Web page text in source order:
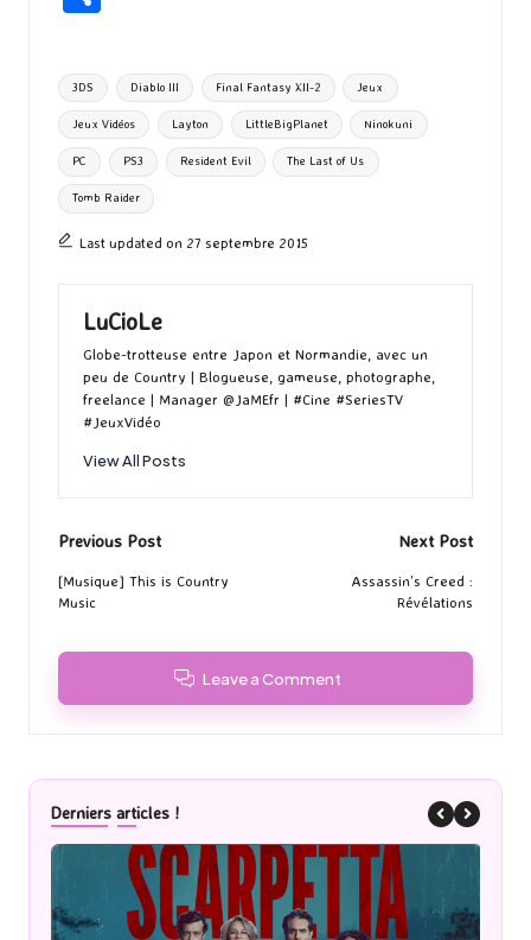
o
o
k
d
o
n
l
ky bl
r
ta
g
er
Tags:
3DS Diablo III Final Fantasy XII-2 Jeux
Jeux Vidéos Layton LittleBigPlanet Ninokuni
PC PS3 Resident Evil The Last of Us
Tomb Raider
Last updated on 27 septembre 2015
LuCioLe
Globe-trotteuse entre Japon et Normandie, avec un
peu de Country | Blogueuse, gameuse, photographe,
freelance | Manager @JaMEfr | #Cine #SeriesTV
#JeuxVidéo
View All Posts
Post
navigation
Previous Post
[Musique] This is Country
Music
Next Post
Assassin’s Creed :
Révélations
Leave a Comment
Derniers articles !